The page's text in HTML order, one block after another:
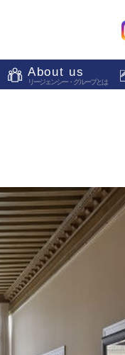
About us
リージェンシー・グループとは